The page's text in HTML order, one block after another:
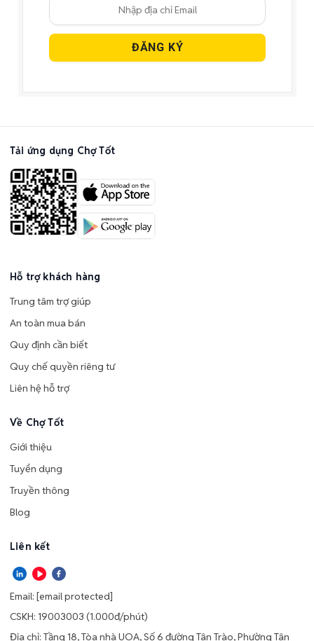
Tải ứng dụng Chợ Tốt
Hỗ trợ khách hàng
Trung tâm trợ giúp
An toàn mua bán
Quy định cần biết
Quy chế quyền riêng tư
Liên hệ hỗ trợ
Về Chợ Tốt
Giới thiệu
Tuyển dụng
Truyền thông
Blog
Liên kết
Email: [email protected]
CSKH: 19003003 (1.000đ/phút)
Địa chỉ: Tầng 18, Tòa nhà UOA, Số 6 đường Tân Trào, Phường Tân